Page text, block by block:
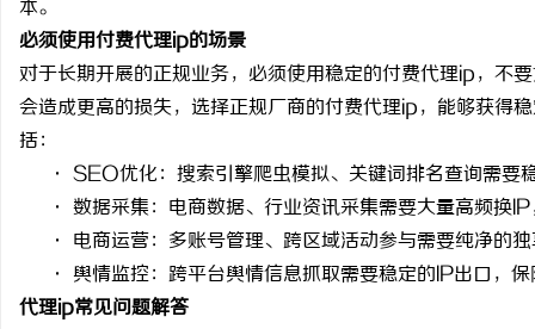
本。
必须使用付费代理ip的场景
对于长期开展的正规业务，必须使用稳定的付费代理ip ，不
会造成更高的损失，选择正规厂商的付费代理ip ，能够获得
括：
· SEO优化：搜索引擎爬虫模拟、关键词排名查询需要
· 数据采集：电商数据、行业资讯采集需要大量高频换 IP
· 电商运营：多账号管理、跨区域活动参与需要纯净的
· 舆情监控：跨平台舆情信息抓取需要稳定的 IP出口，
代理ip常见问题解答